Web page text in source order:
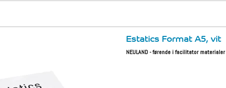
Estatics Format A5, vit
NEULAND - førende i facilitator materialer